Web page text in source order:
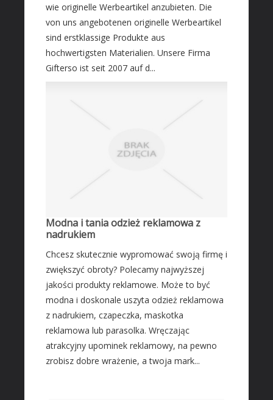
wie originelle Werbeartikel anzubieten. Die
von uns angebotenen originelle Werbeartikel
sind erstklassige Produkte aus
hochwertigsten Materialien. Unsere Firma
Gifterso ist seit 2007 auf d...
Modna i tania odzież reklamowa z
nadrukiem
Chcesz skutecznie wypromować swoją firmę i
zwiększyć obroty? Polecamy najwyższej
jakości produkty reklamowe. Może to być
modna i doskonale uszyta odzież reklamowa
z nadrukiem, czapeczka, maskotka
reklamowa lub parasolka. Wręczając
atrakcyjny upominek reklamowy, na pewno
zrobisz dobre wrażenie, a twoja mark...